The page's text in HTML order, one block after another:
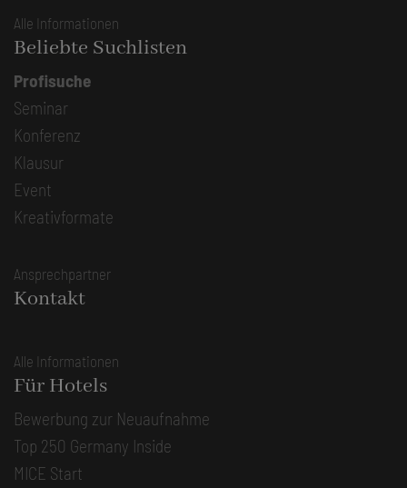
Alle Informationen
Beliebte Suchlisten
Profisuche
Seminar
Konferenz
Klausur
Event
Kreativformate
Ansprechpartner
Kontakt
Alle Informationen
Für Hotels
Bewerbung zur Neuaufnahme
Top 250 Germany Inside
MICE Start